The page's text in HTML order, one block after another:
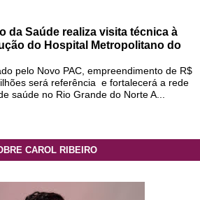
da Saúde realiza visita técnica à
do Hospital Metropolitano do
pelo Novo PAC, empreendimento de R$
será referência e fortalecerá a rede
saúde no Rio Grande do Norte A...
CAROL RIBEIRO